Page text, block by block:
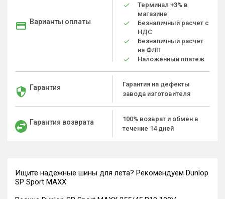
Варианты оплаты
Терминал +3% в
магазине
Безналичный расчет с
НДС
Безналичный расчёт
на ФЛП
Наложенный платеж
Гарантия
Гарантия на дефекты
завода изготовителя
Гарантия возврата
100% возврат и обмен в
течение 14 дней
Ищите надежные шины для лета? Рекомендуем Dunlop
SP Sport MAXX